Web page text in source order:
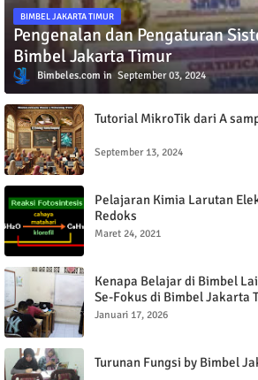
BIMBEL JAKARTA TIMUR
Pengenalan dan Pengaturan
Bimbel Jakarta Timur
Bimbeles.com
Tutorial MikroTik dari A
Pelajaran Kimia Larutan
Redoks
Kenapa Belajar di Bimbel
Se-Fokus di Bimbel Jakarta